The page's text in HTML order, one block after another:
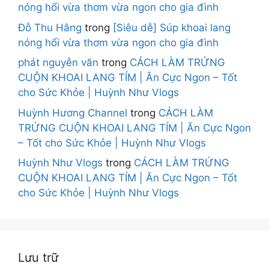
nóng hổi vừa thơm vừa ngon cho gia đình
Đỗ Thu Hằng trong [Siêu dễ] Súp khoai lang
nóng hổi vừa thơm vừa ngon cho gia đình
phát nguyễn văn trong CÁCH LÀM TRỨNG
CUỘN KHOAI LANG TÍM | Ăn Cực Ngon – Tốt
cho Sức Khỏe | Huỳnh Như Vlogs
Huỳnh Hương Channel trong CÁCH LÀM
TRỨNG CUỘN KHOAI LANG TÍM | Ăn Cực Ngon
– Tốt cho Sức Khỏe | Huỳnh Như Vlogs
Huỳnh Như Vlogs trong CÁCH LÀM TRỨNG
CUỘN KHOAI LANG TÍM | Ăn Cực Ngon – Tốt
cho Sức Khỏe | Huỳnh Như Vlogs
Lưu trữ